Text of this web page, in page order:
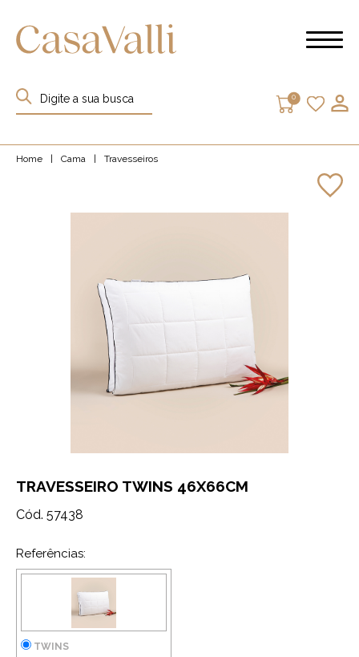
0
Home Cama Travesseiros
TRAVESSEIRO TWINS 46X66CM
Cód. 57438
Referências:
TWINS